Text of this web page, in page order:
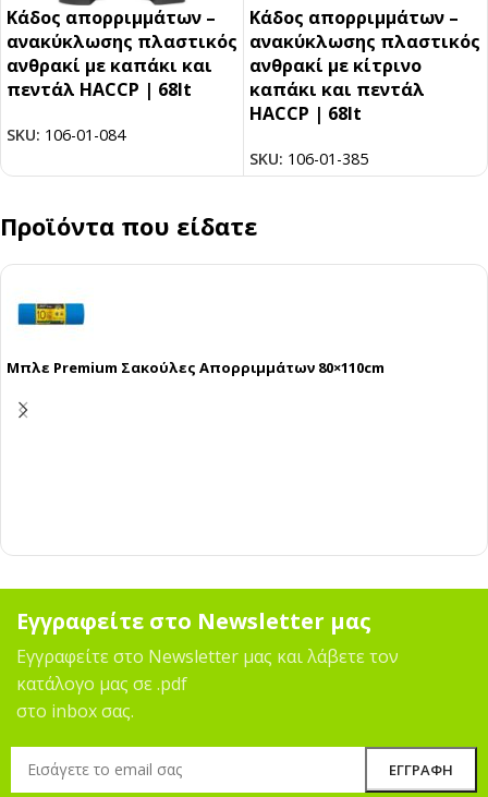
Κάδος απορριμμάτων –
ανακύκλωσης πλαστικός
ανθρακί με καπάκι και
πεντάλ HACCP | 68lt
SKU: 106-01-084
Κάδος απορριμμάτων –
ανακύκλωσης πλαστικός
ανθρακί με κίτρινο
καπάκι και πεντάλ
HACCP | 68lt
SKU: 106-01-385
Προϊόντα που είδατε
Μπλε Premium Σακούλες Απορριμμάτων 80×110cm
Εγγραφείτε στο Newsletter μας
Εγγραφείτε στο Newsletter μας και λάβετε τον
κατάλογο μας σε .pdf
στο inbox σας.